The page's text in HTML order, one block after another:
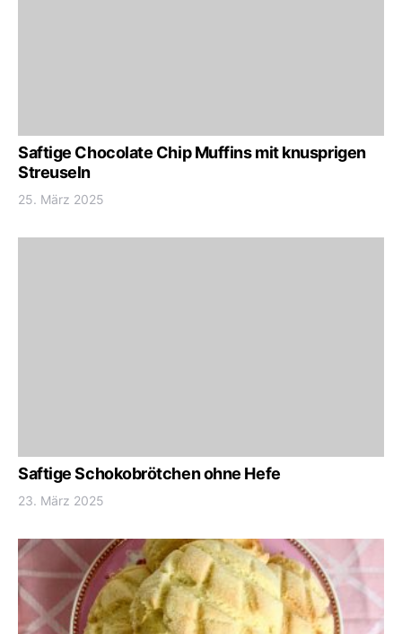
Saftige Chocolate Chip Muffins mit knusprigen
Streuseln
25. März 2025
Saftige Schokobrötchen ohne Hefe
23. März 2025